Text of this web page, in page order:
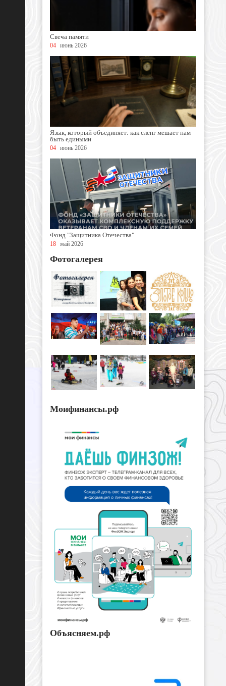
Свеча памяти
04 июнь 2026
Язык, который объединяет: как сленг мешает нам
быть едиными
04 июнь 2026
Фонд "Защитника Отечества"
18 май 2026
Фотогалерея
Моифинансы.рф
Объясняем.рф